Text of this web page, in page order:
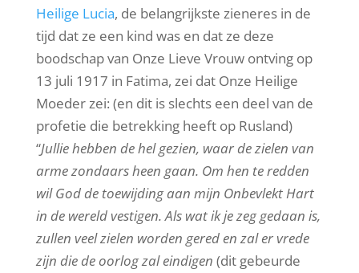
Heilige Lucia, de belangrijkste zieneres in de
tijd dat ze een kind was en dat ze deze
boodschap van Onze Lieve Vrouw ontving op
13 juli 1917 in Fatima, zei dat Onze Heilige
Moeder zei: (en dit is slechts een deel van de
profetie die betrekking heeft op Rusland)
“Jullie hebben de hel gezien, waar de zielen van
arme zondaars heen gaan. Om hen te redden
wil God de toewijding aan mijn Onbevlekt Hart
in de wereld vestigen. Als wat ik je zeg gedaan is,
zullen veel zielen worden gered en zal er vrede
zijn die de oorlog zal eindigen (dit gebeurde